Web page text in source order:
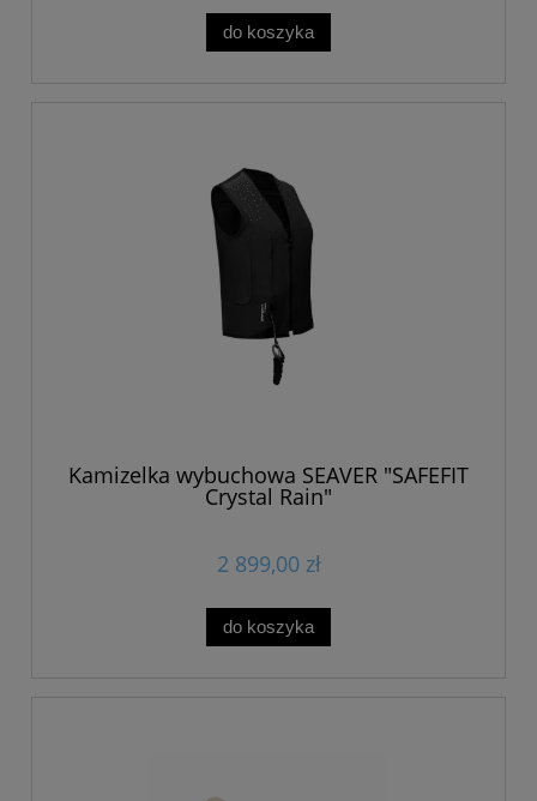
do koszyka
Kamizelka wybuchowa SEAVER "SAFEFIT
Crystal Rain"
2 899,00 zł
do koszyka